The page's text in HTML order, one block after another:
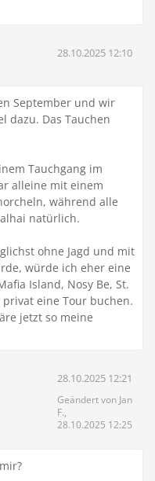
28.10.2025 12:10
September und wir
dazu. Das Tauchen
Tauchgang im
alleine mit einem
während alle
natürlich.
ohne Jagd und mit
würde ich eher eine
Island, Nosy Be, St.
eine Tour buchen.
jetzt so meine
28.10.2025 12:21
Geändert von Jan
F.,
28.10.2025 12:25